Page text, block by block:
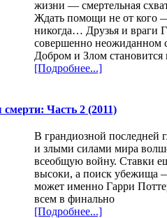
жизни — смертельная
Ждать помощи не от кого
никогда… Друзья и враги
совершенно неожиданном
Добром и Злом становится
[Подробнее...]
Часть 2 (2011)
В грандиозной последней
и злыми силами мира
всеобщую войну. Ставки
высоки, а поиск убежища
может именно Гарри
всем в финально
[Подробнее...]